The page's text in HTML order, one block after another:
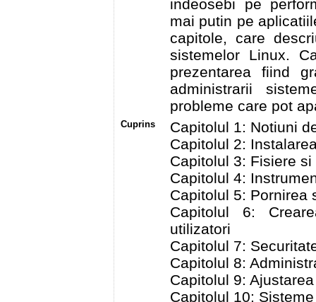
indeosebi pe
mai putin pe
capitole, care
sistemelor Linux.
prezentarea fiind
administrarii
probleme care pot
Cuprins
Capitolul 1: Notiuni
Capitolul 2:
Capitolul 3: Fisiere
Capitolul 4:
Capitolul 5: Pornirea
Capitolul 6:
utilizatori
Capitolul 7:
Capitolul 8:
Capitolul 9:
Capitolul 10: